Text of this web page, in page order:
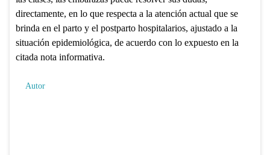
directamente, en lo que respecta a la atención actual que se
brinda en el parto y el postparto hospitalarios, ajustado a la
situación epidemiológica, de acuerdo con lo expuesto en la
citada nota informativa.
Autor